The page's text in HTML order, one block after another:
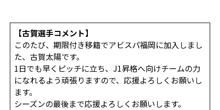
【古賀選手コメント】
このたび、期限付き移籍でアビスパ福岡に加入しまし
た、古賀太陽です。
1日でも早くピッチに立ち、J1昇格へ向けチームの力
になれるよう頑張りますので、応援よろしくお願いし
ます。
シーズンの最後まで応援よろしくお願いします。